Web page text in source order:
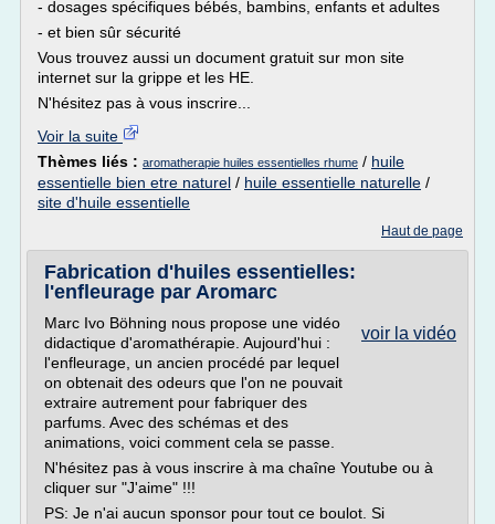
- dosages spécifiques bébés, bambins, enfants et adultes
- et bien sûr sécurité
Vous trouvez aussi un document gratuit sur mon site
internet sur la grippe et les HE.
N'hésitez pas à vous inscrire...
Voir la suite
Thèmes liés : aromatherapie huiles essentielles rhume / huile
essentielle bien etre naturel / huile essentielle naturelle /
site d'huile essentielle
Haut de page
Fabrication d'huiles essentielles:
l'enfleurage par Aromarc
voir la vidéo
Marc Ivo Böhning nous propose une vidéo
didactique d'aromathérapie. Aujourd'hui :
l'enfleurage, un ancien procédé par lequel
on obtenait des odeurs que l'on ne pouvait
extraire autrement pour fabriquer des
parfums. Avec des schémas et des
animations, voici comment cela se passe.
N'hésitez pas à vous inscrire à ma chaîne Youtube ou à
cliquer sur "J'aime" !!!
PS: Je n'ai aucun sponsor pour tout ce boulot. Si